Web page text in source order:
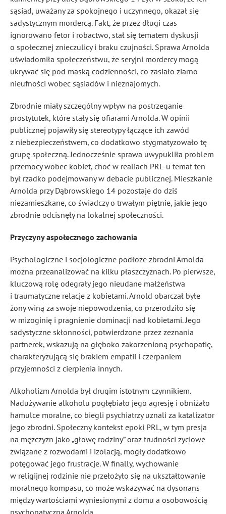
sąsiad, uważany za spokojnego i uczynnego, okazał się
sadystycznym mordercą. Fakt, że przez długi czas
ignorowano fetor i robactwo, stał się tematem dyskusji
o społecznej znieczulicy i braku czujności. Sprawa Arnolda
uświadomiła społeczeństwu, że seryjni mordercy mogą
ukrywać się pod maską codzienności, co zasiało ziarno
nieufności wobec sąsiadów i nieznajomych.
Zbrodnie miały szczególny wpływ na postrzeganie
prostytutek, które stały się ofiarami Arnolda. W opinii
publicznej pojawiły się stereotypy łączące ich zawód
z niebezpieczeństwem, co dodatkowo stygmatyzowało tę
grupę społeczną. Jednocześnie sprawa uwypukliła problem
przemocy wobec kobiet, choć w realiach PRL-u temat ten
był rzadko podejmowany w debacie publicznej. Mieszkanie
Arnolda przy Dąbrowskiego 14 pozostaje do dziś
niezamieszkane, co świadczy o trwałym piętnie, jakie jego
zbrodnie odcisnęły na lokalnej społeczności.
Przyczyny aspołecznego zachowania
Psychologiczne i socjologiczne podłoże zbrodni Arnolda
można przeanalizować na kilku płaszczyznach. Po pierwsze,
kluczową rolę odegrały jego nieudane małżeństwa
i traumatyczne relacje z kobietami. Arnold obarczał byłe
żony winą za swoje niepowodzenia, co przerodziło się
w mizoginię i pragnienie dominacji nad kobietami. Jego
sadystyczne skłonności, potwierdzone przez zeznania
partnerek, wskazują na głęboko zakorzenioną psychopatię,
charakteryzującą się brakiem empatii i czerpaniem
przyjemności z cierpienia innych.
Alkoholizm Arnolda był drugim istotnym czynnikiem.
Nadużywanie alkoholu pogłębiało jego agresję i obniżało
hamulce moralne, co biegli psychiatrzy uznali za katalizator
jego zbrodni. Społeczny kontekst epoki PRL, w tym presja
na mężczyzn jako „głowę rodziny” oraz trudności życiowe
związane z rozwodami i izolacją, mogły dodatkowo
potęgować jego frustracje. W finally, wychowanie
w religijnej rodzinie nie przełożyło się na ukształtowanie
moralnego kompasu, co może wskazywać na dysonans
między wartościami wyniesionymi z domu a osobowością